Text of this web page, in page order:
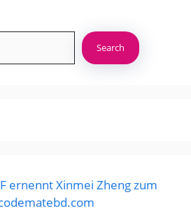
Search
ernennt Xinmei Zheng zum